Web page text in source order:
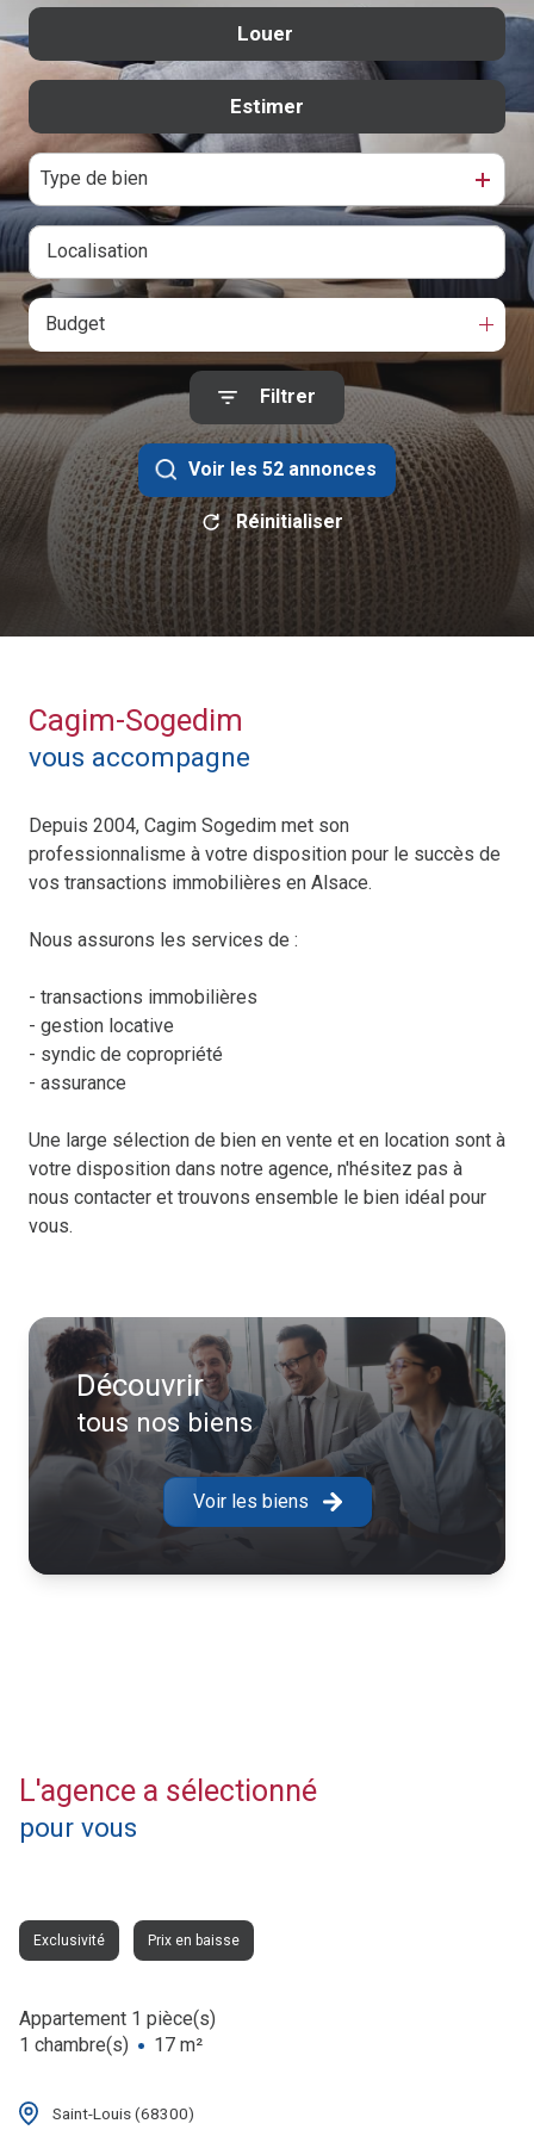
De l'immo pro
Louer
De l'immo pro
Estimer
Type de bien
Budget
Filtrer
Voir les 52 annonces
Réinitialiser
Découvrir
tous nos biens
Voir les biens
Cagim-Sogedim
vous accompagne
Depuis 2004, Cagim Sogedim met son
professionnalisme à votre disposition pour le succès de
vos transactions immobilières en Alsace.
Nous assurons les services de :
- transactions immobilières
- gestion locative
- syndic de copropriété
- assurance
Une large sélection de bien en vente et en location sont à
votre disposition dans notre agence, n'hésitez pas à
nous contacter et trouvons ensemble le bien idéal pour
vous.
L'agence a sélectionné
pour vous
Exclusivité Prix en baisse
Appartement 1 pièce(s)
1 chambre(s)
17 m²
Saint-Louis (68300)